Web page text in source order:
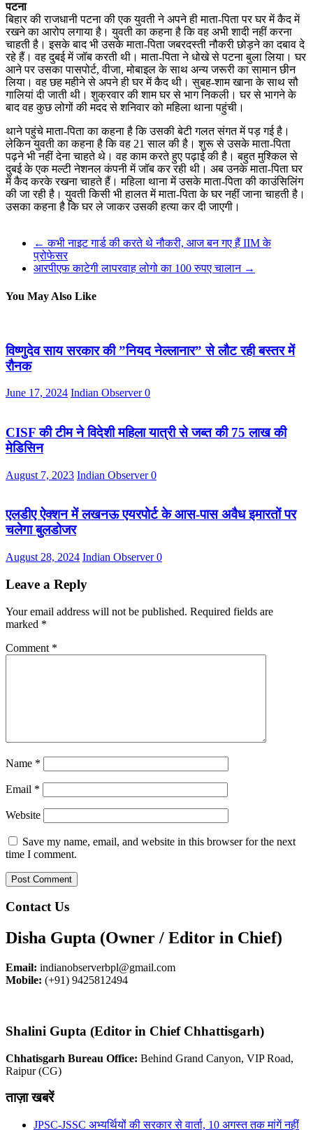
पटना
बिहार की राजधानी पटना की एक युवती ने अपने ही माता-पिता पर घर में कैद में
रखने का आरोप लगाया है। युवती का कहना है कि वह अभी शादी नहीं करना
चाहती है। इसके बाद भी उसके माता-पिता जबरदस्ती नौकरी छोड़ने का दबाव दे
रहे हैं। वह दुबई में जॉब करती थी। माता-पिता ने धोखे से पटना बुला लिया। घर
आने पर उसका पासपोर्ट, वीजा, मोबाइल के साथ अन्य जरूरी का सामान छीन
लिया। वह छह महीने से अपने ही घर में कैद थी। सुबह-शाम खाना के साथ सौ
गालियां दी जाती थी। शुक्रवार की शाम घर से भाग निकली। घर से भागने के
बाद वह कुछ लोगों की मदद से शनिवार को महिला थाना पहुंची।
थाने पहुंचे माता-पिता का कहना है कि उसकी बेटी गलत संगत में पड़ गई है।
लेकिन युवती का कहना है कि वह 21 साल की है। शुरू से उसके माता-पिता
पढ़ने भी नहीं देना चाहते थे। वह काम करते हुए पढ़ाई की है। बहुत मुश्किल से
दुबई के एक मल्टी नेशनल कंपनी में जॉब कर रही थी। अब उनके माता-पिता घर
में कैद करके रखना चाहते हैं। महिला थाना में उसके माता-पिता की काउंसिलिंग
की जा रही है। युवती किसी भी हालत में माता-पिता के घर नहीं जाना चाहती है।
उसका कहना है कि घर ले जाकर उसकी हत्या कर दी जाएगी।
← कभी नाइट गार्ड की करते थे नौकरी, आज बन गए हैं IIM के
प्रोफेसर
आरपीएफ काटेगी लापरवाह लोगो का 100 रुपए चालान →
You May Also Like
विष्णुदेव साय सरकार की ”नियद नेल्लानार” से लौट रही बस्तर में
रौनक
June 17, 2024 Indian Observer0
CISF की टीम ने विदेशी महिला यात्री से जब्त की 75 लाख की
मेडिसिन
August 7, 2023 Indian Observer0
एलडीए ऐक्शन में लखनऊ एयरपोर्ट के आस-पास अवैध इमारतों पर
चलेगा बुलडोजर
August 28, 2024 Indian Observer0
Leave a Reply
Your email address will not be published. Required fields are
marked *
Comment *
Name *
Email *
Website
Save my name, email, and website in this browser for the next
time I comment.
Contact Us
Disha Gupta (Owner / Editor in Chief)
Email: indianobserverbpl@gmail.com
Mobile: (+91) 9425812494
Shalini Gupta (Editor in Chief Chhattisgarh)
Chhatisgarh Bureau Office: Behind Grand Canyon, VIP Road,
Raipur (CG)
ताज़ा खबरें
JPSC-JSSC अभ्यर्थियों की सरकार से वार्ता, 10 अगस्त तक मांगें नहीं